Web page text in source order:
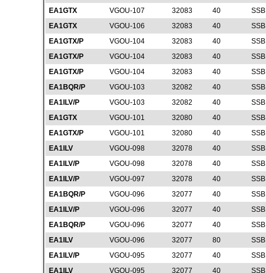
EA1GTX
VGOU-107 32083 40 SSB
EA1GTX
VGOU-106 32083 40 SSB
EA1GTX/P
VGOU-104 32083 40 SSB
EA1GTX/P
VGOU-104 32083 40 SSB
EA1GTX/P
VGOU-104 32083 40 SSB
EA1BQR/P
VGOU-103 32082 40 SSB
EA1ILV/P
VGOU-103 32082 40 SSB
EA1GTX
VGOU-101 32080 40 SSB
EA1GTX/P
VGOU-101 32080 40 SSB
EA1ILV
VGOU-098 32078 40 SSB
EA1ILV/P
VGOU-098 32078 40 SSB
EA1ILV/P
VGOU-097 32078 40 SSB
EA1BQR/P
VGOU-096 32077 40 SSB
EA1ILV/P
VGOU-096 32077 40 SSB
EA1BQR/P
VGOU-096 32077 40 SSB
EA1ILV
VGOU-096 32077 80 SSB
EA1ILV/P
VGOU-095 32077 40 SSB
EA1ILV
VGOU-095 32077 40 SSB